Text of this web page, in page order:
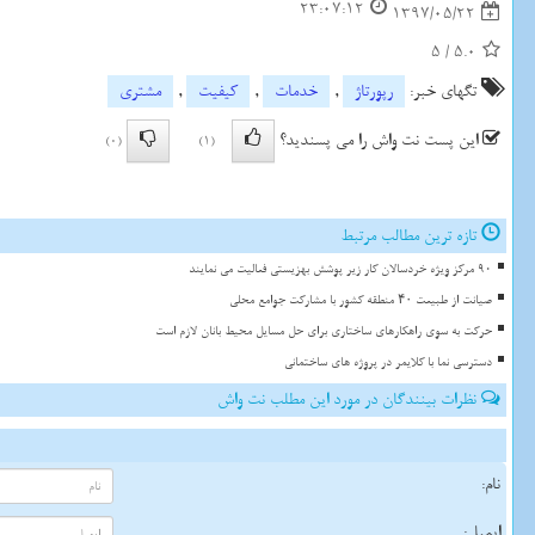
1397/05/22
23:07:12
5.0
/
5
تگهای خبر:
رپورتاژ , خدمات , كیفیت ,
مشتری
این پست نت واش را می پسندید؟
(1)
(0)
تازه ترین مطالب مرتبط
90 مرکز ویژه خردسالان کار زیر پوشش بهزیستی فعالیت می نمایند
صیانت از طبیعت ۴۰ منطقه کشور با مشارکت جوامع محلی
حرکت به سوی راهکارهای ساختاری برای حل مسایل محیط بانان لازم است
دسترسی نما با کلایمر در پروژه های ساختمانی
نظرات بینندگان در مورد این مطلب نت واش
نام: